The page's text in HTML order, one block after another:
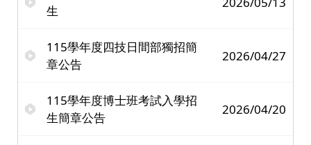
生
115學年度四技日間部獨招簡
章公告
2026/04/27
115學年度博士班考試入學招
生簡章公告
2026/04/20